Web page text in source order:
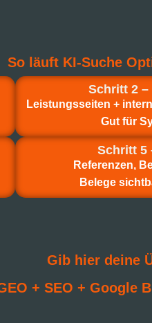
So läuft KI-Suche
Schritt 2
Leistungsseiten +
Gut für
Schritt 5
Referenzen,
Belege
Gib hier deine
+ SEO + Google